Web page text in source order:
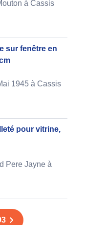
à Cassis
sur fenêtre en
1945 à Cassis
pour vitrine,
Pere Jayne à